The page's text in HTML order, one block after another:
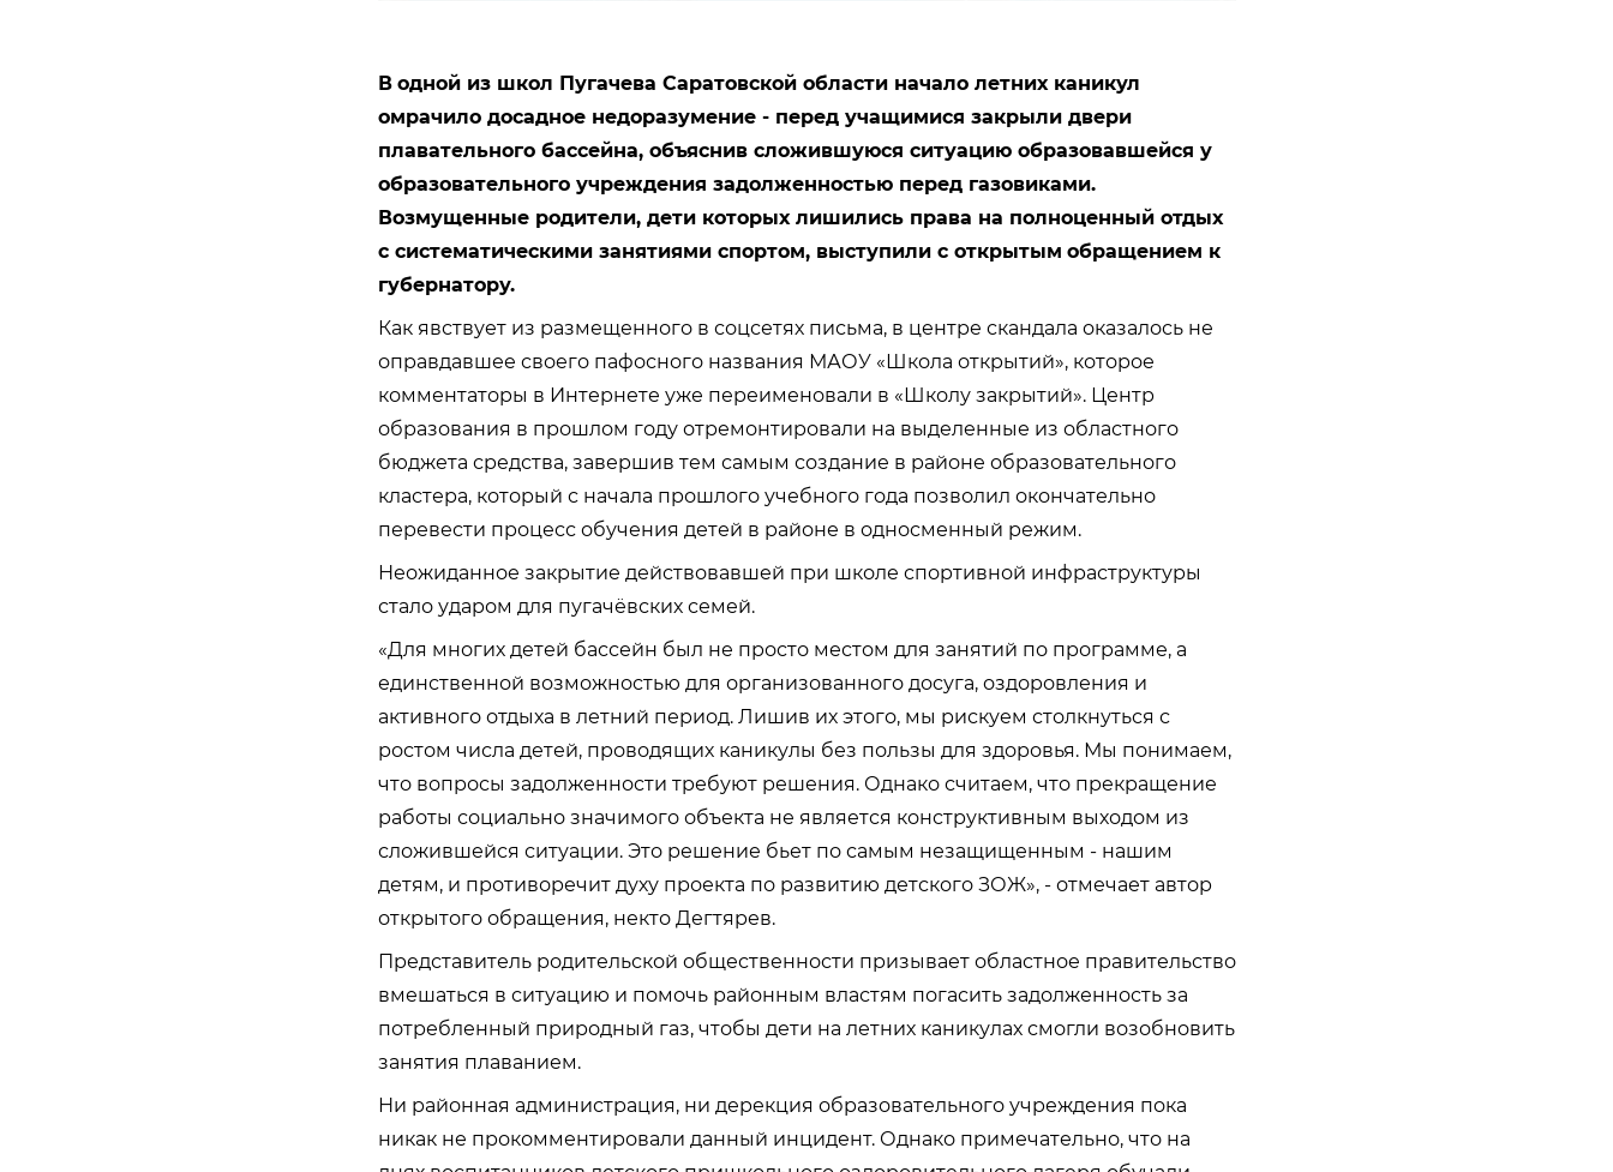
В одной из школ Пугачева Саратовской области начало летних каникул
омрачило досадное недоразумение - перед учащимися закрыли двери
плавательного бассейна, объяснив сложившуюся ситуацию образовавшейся у
образовательного учреждения задолженностью перед газовиками.
Возмущенные родители, дети которых лишились права на полноценный отдых
с систематическими занятиями спортом, выступили с открытым обращением к
губернатору.
Как явствует из размещенного в соцсетях письма, в центре скандала оказалось не
оправдавшее своего пафосного названия МАОУ «Школа открытий», которое
комментаторы в Интернете уже переименовали в «Школу закрытий». Центр
образования в прошлом году отремонтировали на выделенные из областного
бюджета средства, завершив тем самым создание в районе образовательного
кластера, который с начала прошлого учебного года позволил окончательно
перевести процесс обучения детей в районе в односменный режим.
Неожиданное закрытие действовавшей при школе спортивной инфраструктуры
стало ударом для пугачёвских семей.
«Для многих детей бассейн был не просто местом для занятий по программе, а
единственной возможностью для организованного досуга, оздоровления и
активного отдыха в летний период. Лишив их этого, мы рискуем столкнуться с
ростом числа детей, проводящих каникулы без пользы для здоровья. Мы понимаем,
что вопросы задолженности требуют решения. Однако считаем, что прекращение
работы социально значимого объекта не является конструктивным выходом из
сложившейся ситуации. Это решение бьет по самым незащищенным - нашим
детям, и противоречит духу проекта по развитию детского ЗОЖ», - отмечает автор
открытого обращения, некто Дегтярев.
Представитель родительской общественности призывает областное правительство
вмешаться в ситуацию и помочь районным властям погасить задолженность за
потребленный природный газ, чтобы дети на летних каникулах смогли возобновить
занятия плаванием.
Ни районная администрация, ни дерекция образовательного учреждения пока
никак не прокомментировали данный инцидент. Однако примечательно, что на